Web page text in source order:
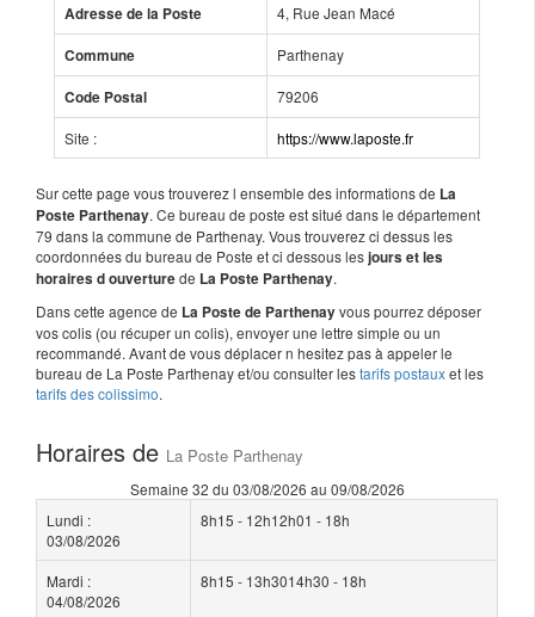
Adresse de la Poste 4, Rue Jean Macé
Commune Parthenay
Code Postal 79206
Site : https://www.laposte.fr
Sur cette page vous trouverez l ensemble des informations de La
Poste Parthenay. Ce bureau de poste est situé dans le département
79 dans la commune de Parthenay. Vous trouverez ci dessus les
coordonnées du bureau de Poste et ci dessous lesjours et les
horaires d ouverturede La Poste Parthenay.
Dans cette agence de La Poste de Parthenayvous pourrez déposer
vos colis (ou récuper un colis), envoyer une lettre simple ou un
recommandé. Avant de vous déplacer n hesitez pas à appeler le
bureau de La Poste Parthenay et/ou consulter lestarifs postauxet les
tarifs des colissimo.
Horaires de La Poste Parthenay
Semaine 32 du 03/08/2026 au 09/08/2026
Lundi :
03/08/2026
8h15 - 12h12h01 - 18h
Mardi :
04/08/2026
8h15 - 13h3014h30 - 18h